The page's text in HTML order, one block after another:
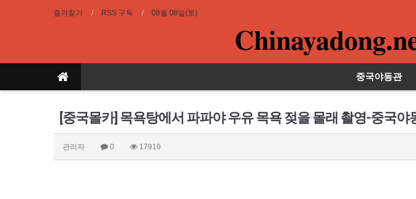
즐겨찾기 RSS 구독 08월 08일(토)
중국야동관
[중국몰카] 목욕탕에서 파파야 우유 목욕 젖을 몰래 촬영-중국야
관리자 0 17910